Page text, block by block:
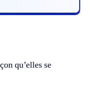
qu’elles se